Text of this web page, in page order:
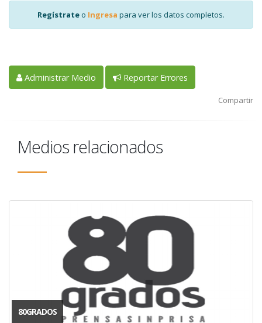
Regístrate o Ingresa para ver los datos completos.
Administrar Medio Reportar Errores
Compartir
Medios relacionados
80GRADOS